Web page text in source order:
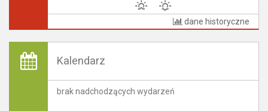
dane historyczne
Kalendarz
brak nadchodzących wydarzeń